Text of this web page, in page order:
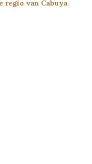
regio van Cabuya